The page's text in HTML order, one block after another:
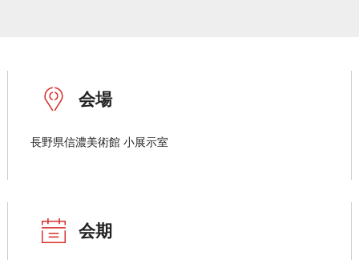
会場
長野県信濃美術館 小展示室
会期